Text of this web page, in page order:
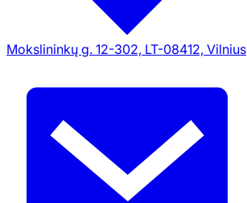
Mokslininkų g. 12-302, LT-08412, Vilnius